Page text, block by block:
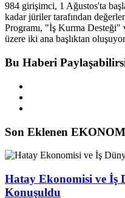
984 girişimci, 1 Ağustos'ta
kadar jüriler tarafından
Programı, "İş Kurma
üzere iki ana başlıktan
Bu Haberi
Son Eklenen
Hatay Ekonomisi ve İş
Konuşuldu